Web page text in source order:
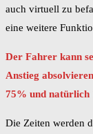
auch virtuell zu
eine weitere
Der Fahrer kann
Anstieg
75% und natürlich
Die Zeiten werden